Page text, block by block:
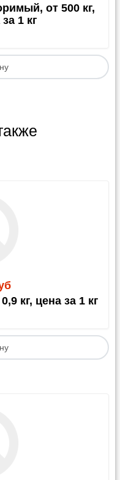
от 500 кг,
1 кг
кг, цена за 1 кг